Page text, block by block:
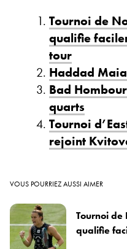
Tournoi de
qualifie
tour
Haddad
Bad
quarts
Tournoi
rejoint
VOUS POURRIEZ AUSSI AIMER
Tournoi
qualifie